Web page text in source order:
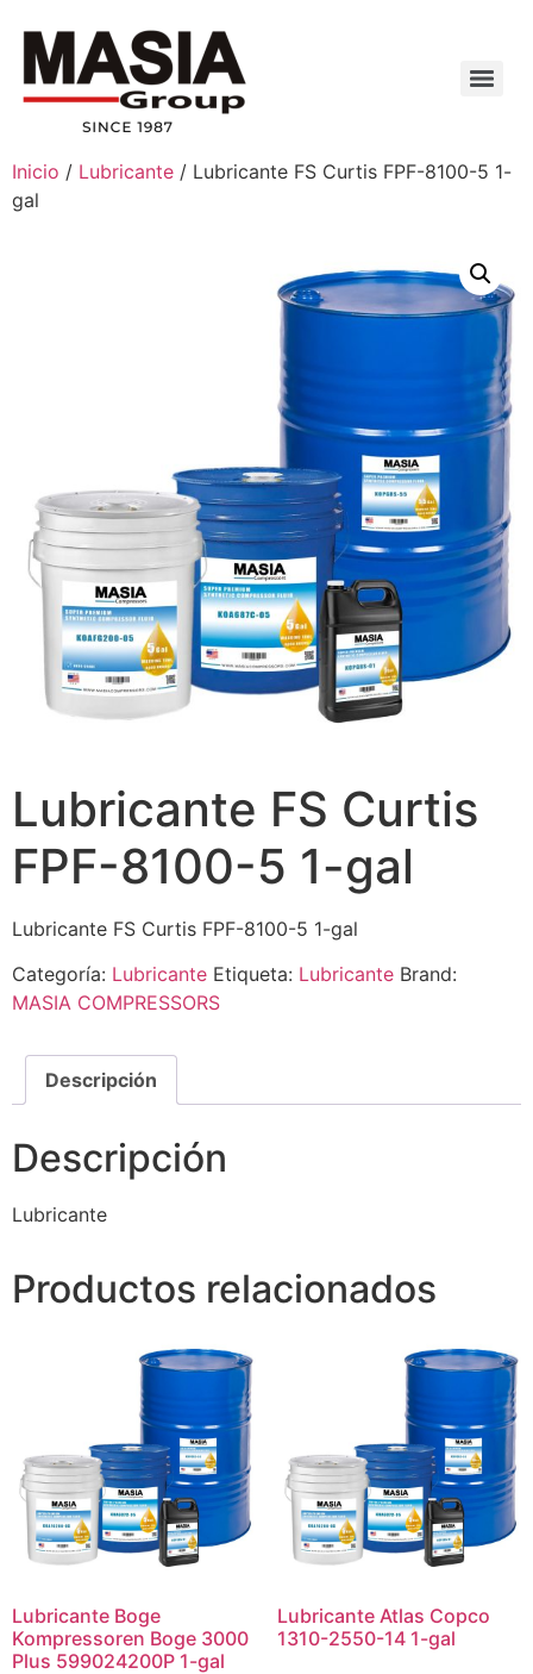
Inicio / Lubricante / Lubricante FS Curtis FPF-8100-5 1-
gal
Lubricante FS Curtis
FPF-8100-5 1-gal
Lubricante FS Curtis FPF-8100-5 1-gal
Categoría: Lubricante Etiqueta: Lubricante Brand:
MASIA COMPRESSORS
Descripción
Descripción
Lubricante
Productos relacionados
Lubricante Boge
Kompressoren Boge 3000
Plus 599024200P 1-gal
Lubricante Atlas Copco
1310-2550-14 1-gal